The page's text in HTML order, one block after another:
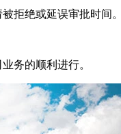
拒绝或延误审批时间。
务的顺利进行。